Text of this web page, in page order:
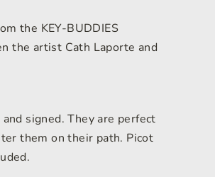
the KEY-BUDDIES
the artist Cath Laporte and
signed. They are perfect
them on their path. Picot